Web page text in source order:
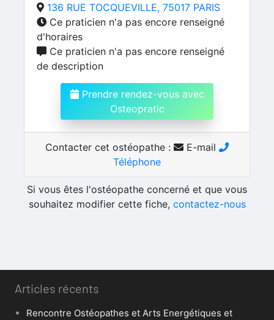
136 RUE TOCQUEVILLE, 75017 PARIS
Ce praticien n'a pas encore renseigné
d'horaires
Ce praticien n'a pas encore renseigné
de description
Prendre rendez-vous avec
Osteopratic
Contacter cet ostéopathe :
E-mail
Téléphone
Si vous êtes l'ostéopathe concerné et que vous
souhaitez modifier cette fiche, contactez-nous
Articles récents
Rencontre Ostéopathes et Arts Energétiques et